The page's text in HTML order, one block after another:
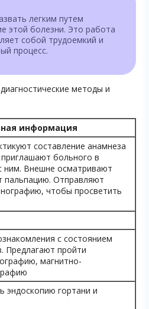
легким путем
этой болезни. Это работа
собой трудоемкий и
процесс.
методы и
информация
составление анамнеза
больного в
ним. Внешне осматривают
пальпацию. Отправляют
чтобы просветить
с состоянием
Предлагают пройти
магнитно-
эндоскопию гортани и